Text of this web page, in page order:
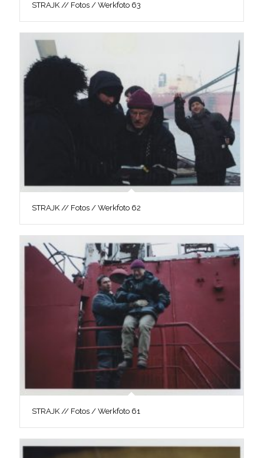
STRAJK // Fotos / Werkfoto 63
STRAJK // Fotos / Werkfoto 62
STRAJK // Fotos / Werkfoto 61